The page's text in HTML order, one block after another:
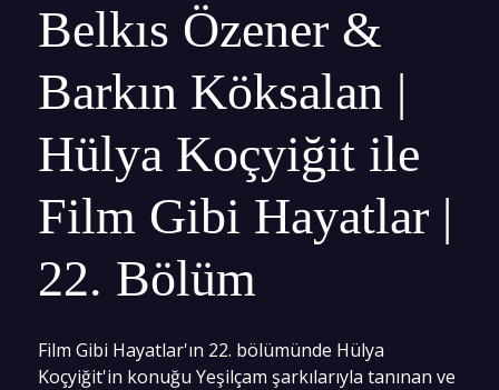
Belkıs Özener &
Barkın Köksalan |
Hülya Koçyiğit ile
Film Gibi Hayatlar |
22. Bölüm
Film Gibi Hayatlar'ın 22. bölümünde Hülya
Koçyiğit'in konuğu Yeşilçam şarkılarıyla tanınan ve